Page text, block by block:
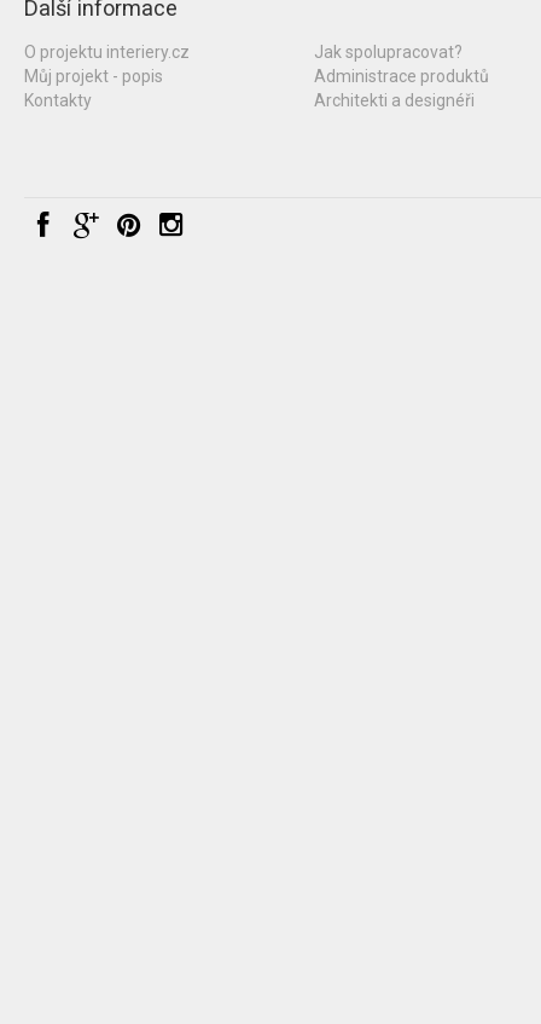
Další informace
O projektu interiery.cz
Můj projekt - popis
Kontakty
Jak spolupracovat?
Administrace produktů
Architekti a designéři